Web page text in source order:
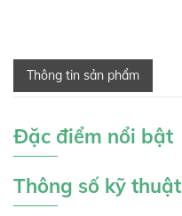
Thông tin sản phẩm
Đặc điểm nổi bật
Thông số kỹ thuật